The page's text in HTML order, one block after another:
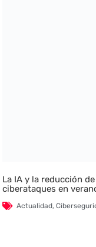
La IA y la reducción
ciberataques en
Actualidad,